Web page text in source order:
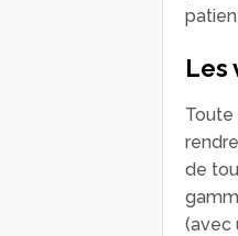
Les
de
(avec